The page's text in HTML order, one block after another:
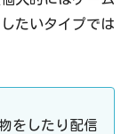
たいタイプでは
をしたり配信